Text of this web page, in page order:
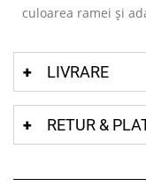
culoarea ramei și
LIVRARE
RETUR &